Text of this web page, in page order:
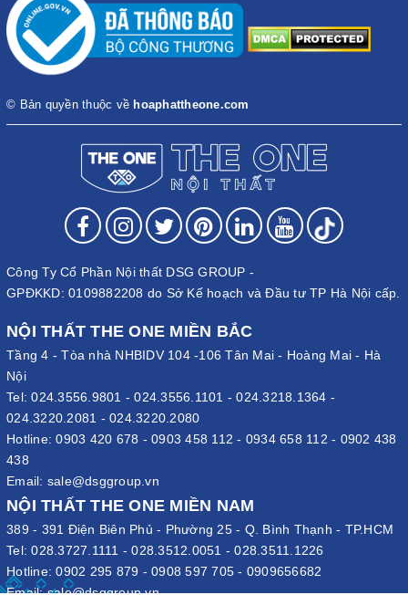
© Bản quyền thuộc về hoaphattheone.com
Công Ty Cổ Phần Nội thất DSG GROUP -
GPĐKKD: 0109882208 do Sở Kế hoạch và Đầu tư TP Hà Nội cấp.
NỘI THẤT THE ONE MIỀN BẮC
Tầng 4 - Tòa nhà NHBIDV 104 -106 Tân Mai - Hoàng Mai - Hà
Nội
Tel:024.3556.9801 -024.3556.1101 -024.3218.1364 -
024.3220.2081 - 024.3220.2080
Hotline:0903 420 678 - 0903 458 112 - 0934 658 112 - 0902 438
438
Email: sale@dsggroup.vn
NỘI THẤT THE ONE MIỀN NAM
389 - 391 Điện Biên Phủ - Phường 25 - Q. Bình Thạnh - TP.HCM
Tel:028.3727.1111 -028.3512.0051 -028.3511.1226
Hotline:0902 295 879 - 0908 597 705 - 0909656682
Email:sale@dsggroup.vn